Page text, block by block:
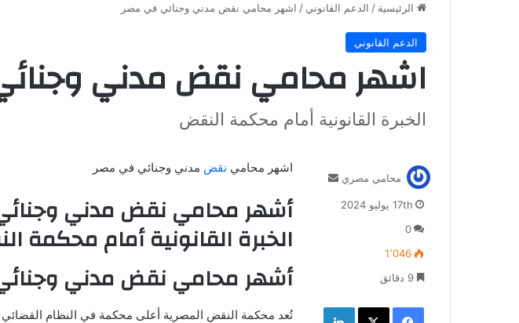
الرئيسية / الدعم القانوني / اشهر محامي نقض مدني وجنائي في مصر
الدعم القانوني
اشهر محامي نقض مدني
الخبرة القانونية أمام محكمة النقض
اشهر محامي نقض مدني وجنائي في مصر
أشهر محامي نقض مدني
الخبرة القانونية أمام محكمة
أشهر محامي نقض مدني
تُعد محكمة النقض المصرية أعلى محكمة في النظام القضائي
محامي مصري
أرسل
17th يوليو 2024
0
1٬046
فيسبوك‫X لينكدإن